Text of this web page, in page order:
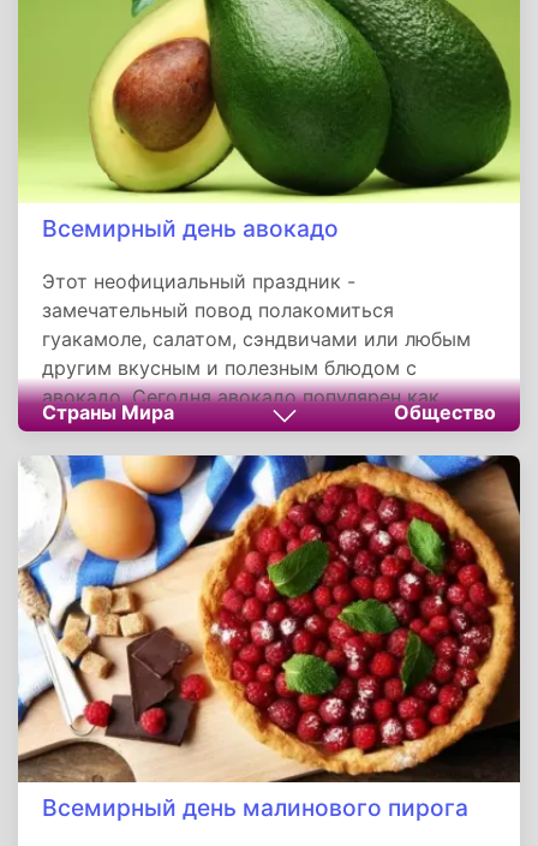
Всемирный день авокадо
Этот неофициальный праздник -
замечательный повод полакомиться
гуакамоле, салатом, сэндвичами или любым
другим вкусным и полезным блюдом с
авокадо. Сегодня авокадо популярен как
никогда. Плоды этого вечнозеленого
растения, родиной которого считают
Мексику, широко используются в кулинарии,
особенно в вегетарианских блюдах.
Страны Мира Общество
Всемирный день малинового пирога